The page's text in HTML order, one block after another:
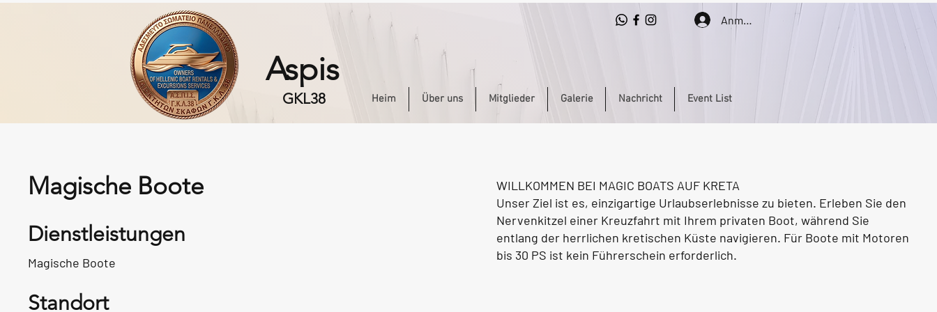
Anmelden
Aspis
GKL38 Heim Über uns Mitglieder Galerie Nachricht Event List
Magische Boote
Dienstleistungen
Magische Boote
Standort
WILLKOMMEN BEI MAGIC BOATS AUF KRETA
Unser Ziel ist es, einzigartige Urlaubserlebnisse zu bieten. Erleben Sie den
Nervenkitzel einer Kreuzfahrt mit Ihrem privaten Boot, während Sie
entlang der herrlichen kretischen Küste navigieren. Für Boote mit Motoren
bis 30 PS ist kein Führerschein erforderlich.